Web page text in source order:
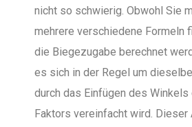
nicht so schwierig. Obwohl Sie
mehrere verschiedene Formeln
die Biegezugabe berechnet
es sich in der Regel um
durch das Einfügen des
Faktors vereinfacht wird.